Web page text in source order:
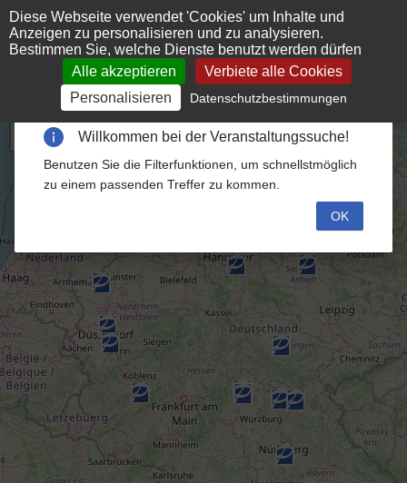
Cookie-Einstellungen
Diese Webseite verwendet 'Cookies' um Inhalte und
Anzeigen zu personalisieren und zu analysieren.
Bestimmen Sie, welche Dienste benutzt werden dürfen
Alle akzeptieren
Verbiete alle Cookies
Personalisieren
Datenschutzbestimmungen
Willkommen bei der Veranstaltungssuche!
Benutzen Sie die Filterfunktionen, um schnellstmöglich
zu einem passenden Treffer zu kommen.
OK
Willkommen bei der Veranstaltungssuche!
Benutzen Sie die Filterfunktionen, um schnellstmöglich
zu einem passenden Treffer zu kommen.
OK